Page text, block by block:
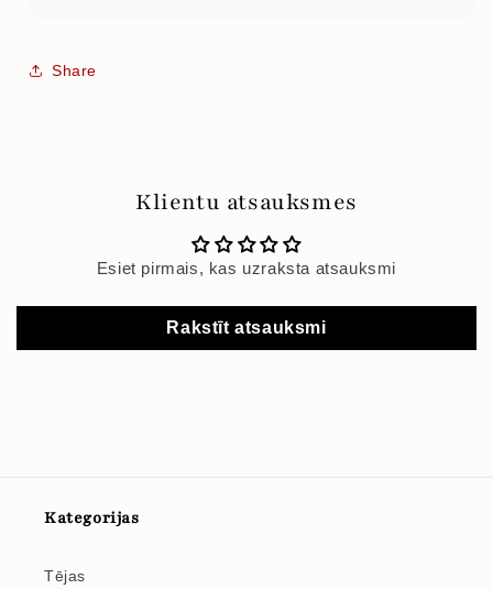
Share
Klientu atsauksmes
Esiet pirmais, kas uzraksta atsauksmi
Rakstīt atsauksmi
Kategorijas
Tējas